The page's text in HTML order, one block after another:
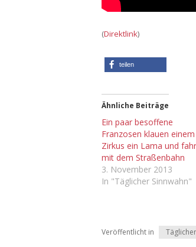
(Direktlink)
teilen
Ähnliche Beiträge
Ein paar besoffene
Franzosen klauen einem
Zirkus ein Lama und
mit dem Straßenbahn
3. November 2013
In "Täglicher Sinnwahn"
Veröffentlicht in